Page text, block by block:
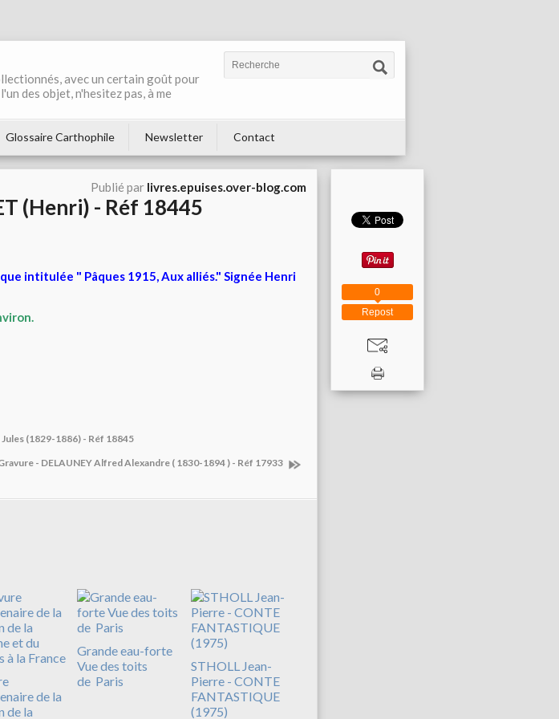
avec un certain goût pour
des objet, n'hesitez pas, à me
Glossaire Carthophile Newsletter Contact
Publié par livres.epuises.over-blog.com
(Henri) - Réf 18445
intitulée " Pâques 1915, Aux alliés." Signée Henri
(1829-1886) - Réf 18845
- DELAUNEY Alfred Alexandre ( 1830-1894 ) - Réf 17933
de la
de la
Grande eau-forte
Vue des toits
de Paris
STHOLL Jean-
Pierre - CONTE
FANTASTIQUE
(1975)
Repost
0